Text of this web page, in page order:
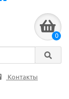
0
Контакты